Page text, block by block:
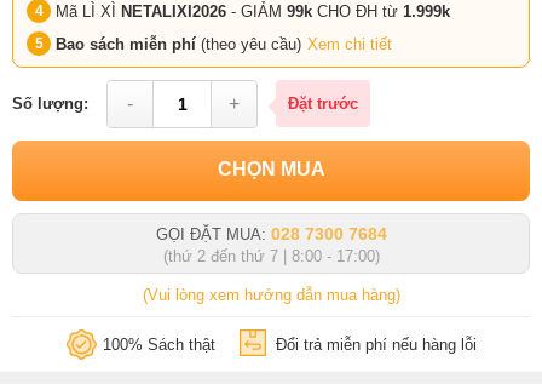
Mã LÌ XÌ NETALIXI2026 - GIẢM 99k CHO ĐH từ 1.999k
Bao sách miễn phí (theo yêu cầu) Xem chi tiết
Số lượng: - + Đặt trước
CHỌN MUA
GỌI ĐẶT MUA: 028 7300 7684
(thứ 2 đến thứ 7 | 8:00 - 17:00)
(Vui lòng xem hướng dẫn mua hàng)
100% Sách thật Đổi trả miễn phí nếu hàng lỗi